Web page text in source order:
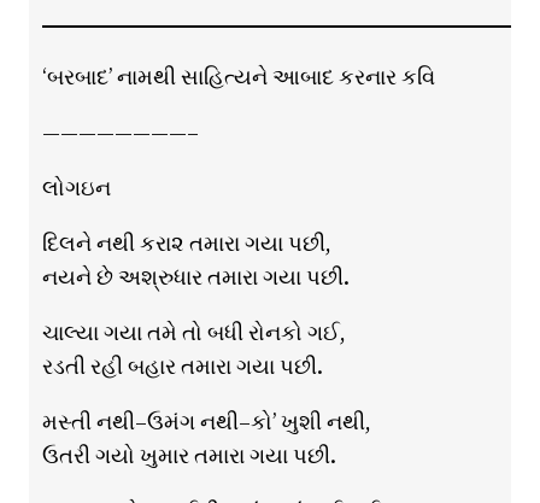
‘બરબાદ’ નામથી સાહિત્યને આબાદ કરનાર કવિ
————————–
લોગઇન
દિલને નથી કરા૨ તમારા ગયા પછી,
નયને છે અશ્રુધાર તમારા ગયા પછી.
ચાલ્યા ગયા તમે તો બધી રોનકો ગઈ,
રડતી રહી બહાર તમારા ગયા પછી.
મસ્તી નથી–ઉમંગ નથી–કો’ ખુશી નથી,
ઉતરી ગયો ખુમાર તમારા ગયા પછી.